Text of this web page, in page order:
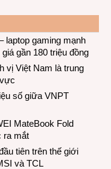
laptop gaming mạnh
gần 180 triệu đồng
vị Việt Nam là trung
số giữa VNPT
MateBook Fold
ra mắt
tiên trên thế giới
và TCL